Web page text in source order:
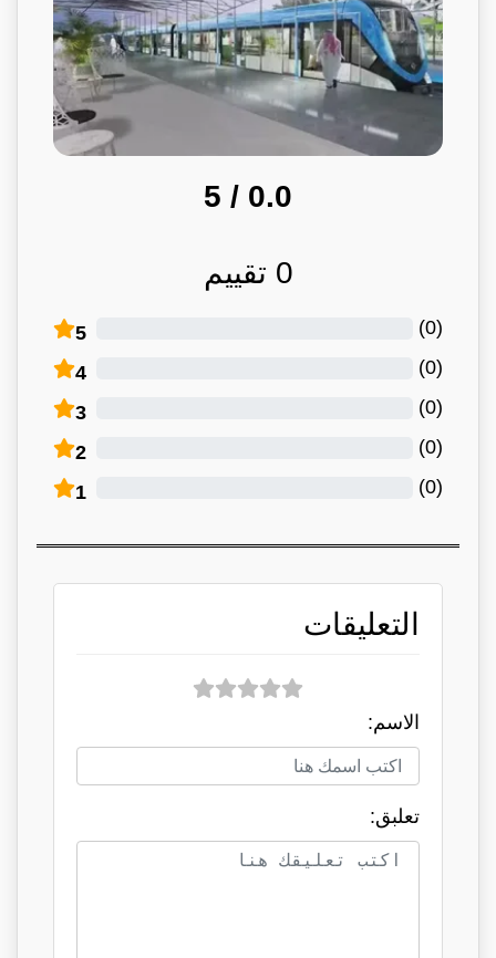
0.0
/ 5
0 تقييم
5 (
0
)
4 (
0
)
3 (
0
)
2 (
0
)
1 (
0
)
التعليقات
الاسم:
تعلبق: